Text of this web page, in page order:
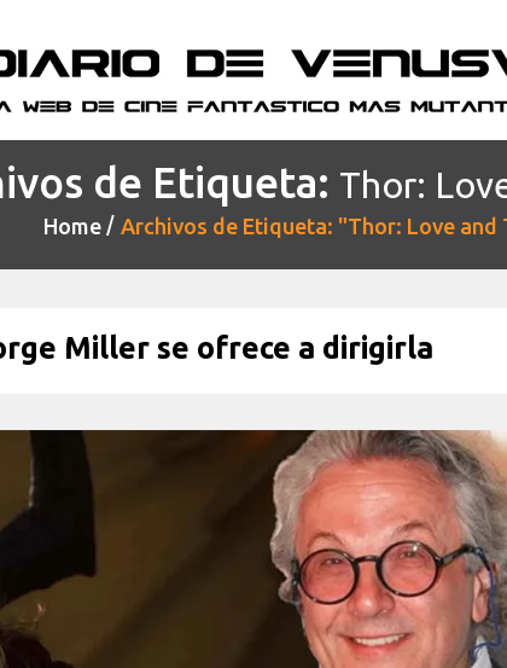
de Etiqueta: Thor:
Home Archivos de Etiqueta: "Thor: Love and
Miller se ofrece a dirigirla